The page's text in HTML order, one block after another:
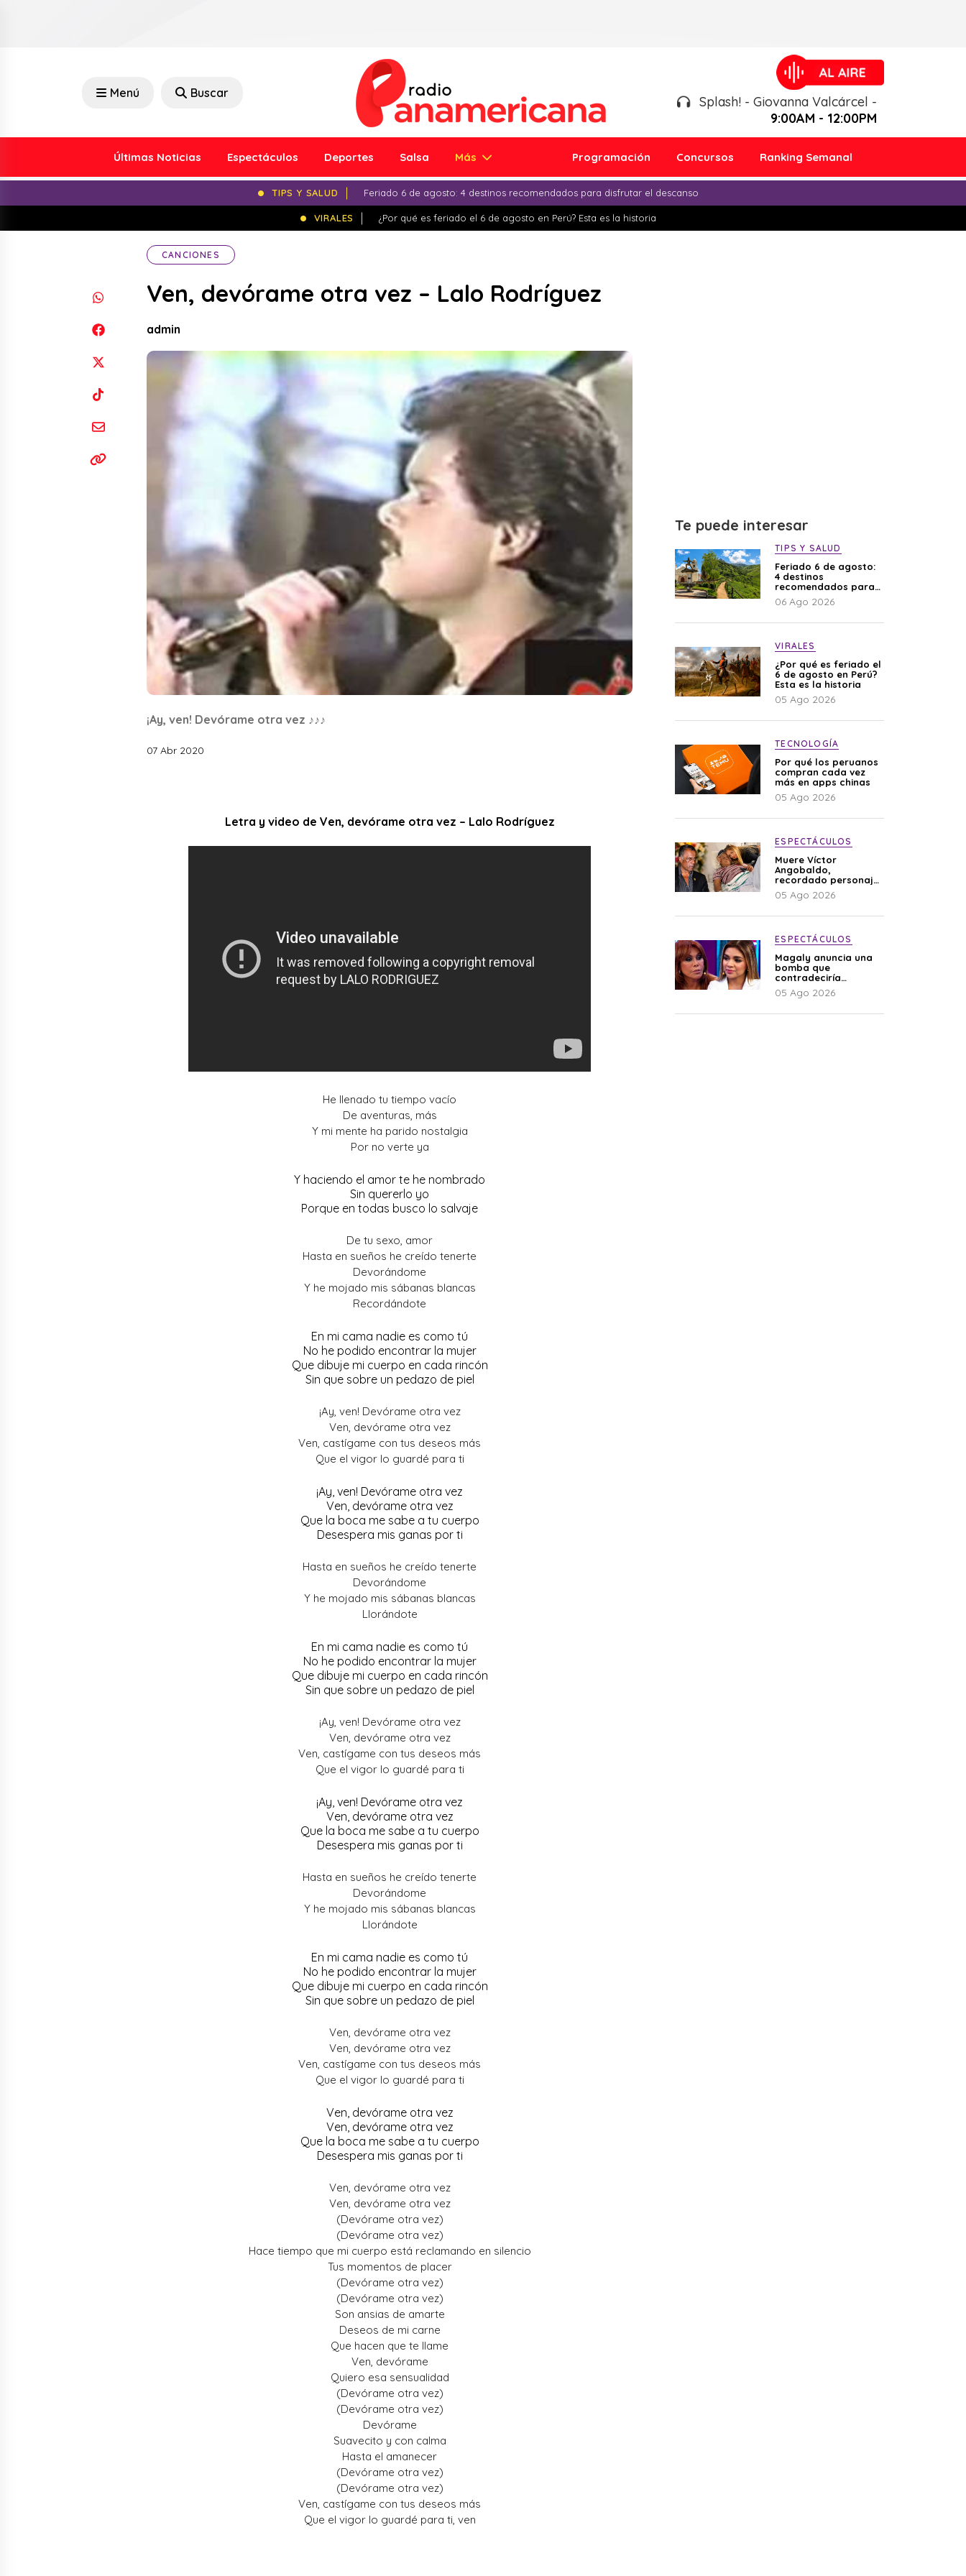
Menú Buscar
Splash! - Giovanna Valcárcel -
9:00AM - 12:00PM
Últimas Noticias Espectáculos Deportes Salsa Más Programación Concursos Ranking Semanal
TIPS Y SALUD Feriado 6 de agosto: 4 destinos recomendados para disfrutar el descanso
VIRALES ¿Por qué es feriado el 6 de agosto en Perú? Esta es la historia
CANCIONES
Ven, devórame otra vez – Lalo Rodríguez
admin
¡Ay, ven! Devórame otra vez ♪♪♪
07 Abr 2020
Letra y video de Ven, devórame otra vez – Lalo Rodríguez
He llenado tu tiempo vacío
De aventuras, más
Y mi mente ha parido nostalgia
Por no verte ya
Y haciendo el amor te he nombrado
Sin quererlo yo
Porque en todas busco lo salvaje
De tu sexo, amor
Hasta en sueños he creído tenerte
Devorándome
Y he mojado mis sábanas blancas
Recordándote
En mi cama nadie es como tú
No he podido encontrar la mujer
Que dibuje mi cuerpo en cada rincón
Sin que sobre un pedazo de piel
¡Ay, ven! Devórame otra vez
Ven, devórame otra vez
Ven, castígame con tus deseos más
Que el vigor lo guardé para ti
¡Ay, ven! Devórame otra vez
Ven, devórame otra vez
Que la boca me sabe a tu cuerpo
Desespera mis ganas por ti
Hasta en sueños he creído tenerte
Devorándome
Y he mojado mis sábanas blancas
Llorándote
En mi cama nadie es como tú
No he podido encontrar la mujer
Que dibuje mi cuerpo en cada rincón
Sin que sobre un pedazo de piel
¡Ay, ven! Devórame otra vez
Ven, devórame otra vez
Ven, castígame con tus deseos más
Que el vigor lo guardé para ti
¡Ay, ven! Devórame otra vez
Ven, devórame otra vez
Que la boca me sabe a tu cuerpo
Desespera mis ganas por ti
Hasta en sueños he creído tenerte
Devorándome
Y he mojado mis sábanas blancas
Llorándote
En mi cama nadie es como tú
No he podido encontrar la mujer
Que dibuje mi cuerpo en cada rincón
Sin que sobre un pedazo de piel
Ven, devórame otra vez
Ven, devórame otra vez
Ven, castígame con tus deseos más
Que el vigor lo guardé para ti
Ven, devórame otra vez
Ven, devórame otra vez
Que la boca me sabe a tu cuerpo
Desespera mis ganas por ti
Ven, devórame otra vez
Ven, devórame otra vez
(Devórame otra vez)
(Devórame otra vez)
Hace tiempo que mi cuerpo está reclamando en silencio
Tus momentos de placer
(Devórame otra vez)
(Devórame otra vez)
Son ansias de amarte
Deseos de mi carne
Que hacen que te llame
Ven, devórame
Quiero esa sensualidad
(Devórame otra vez)
(Devórame otra vez)
Devórame
Suavecito y con calma
Hasta el amanecer
(Devórame otra vez)
(Devórame otra vez)
Ven, castígame con tus deseos más
Que el vigor lo guardé para ti, ven
Te puede interesar
TIPS Y SALUD
Feriado 6 de agosto:
4 destinos
recomendados para
disfrutar el descanso
06 Ago 2026
VIRALES
¿Por qué es feriado el
6 de agosto en Perú?
Esta es la historia
05 Ago 2026
TECNOLOGÍA
Por qué los peruanos
compran cada vez
más en apps chinas
05 Ago 2026
ESPECTÁCULOS
Muere Víctor
Angobaldo,
recordado personaje
de la farándula y
expareja de Shirley
05 Ago 2026
ESPECTÁCULOS
Magaly anuncia una
bomba que
contradeciría
comunicado de La
Bella Luz: “Hay un
05 Ago 2026